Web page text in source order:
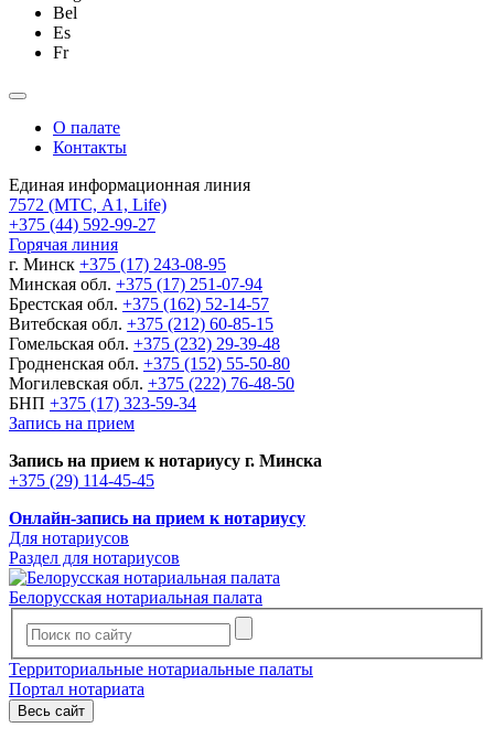
Bel
Es
Fr
О палате
Контакты
Единая информационная линия
7572 (МТС, A1, Life)
+375 (44) 592-99-27
Горячая линия
г. Минск +375 (17) 243-08-95
Минская обл. +375 (17) 251-07-94
Брестская обл. +375 (162) 52-14-57
Витебская обл. +375 (212) 60-85-15
Гомельская обл. +375 (232) 29-39-48
Гродненская обл. +375 (152) 55-50-80
Могилевская обл. +375 (222) 76-48-50
БНП +375 (17) 323-59-34
Запись на прием
Запись на прием к нотариусу г. Минска
+375 (29) 114-45-45
Онлайн-запись на прием к нотариусу
Для нотариусов
Раздел для нотариусов
Белорусская нотариальная палата
Территориальные нотариальные палаты
Портал нотариата
Весь сайт